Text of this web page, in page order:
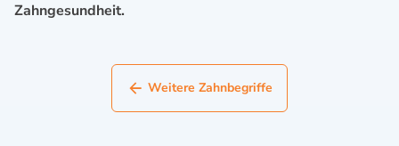
Zahngesundheit.
Weitere Zahnbegriffe